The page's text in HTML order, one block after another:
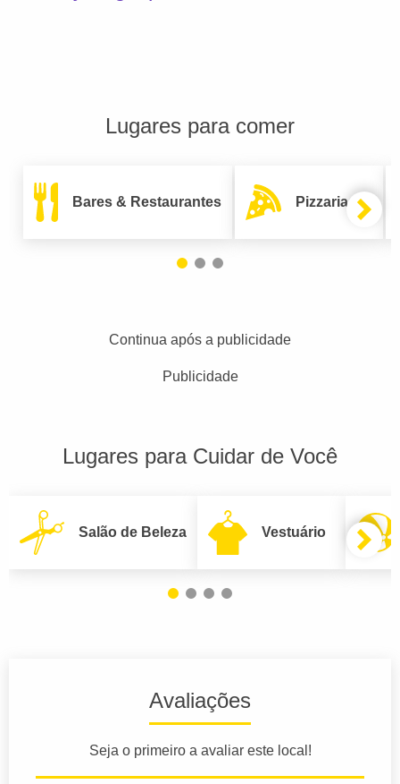
Lugares para comer
Bares & Restaurantes Pizzarias
Continua após a publicidade
Publicidade
Lugares para Cuidar de Você
Salão de Beleza Vestuário
Avaliações
Seja o primeiro a avaliar este local!